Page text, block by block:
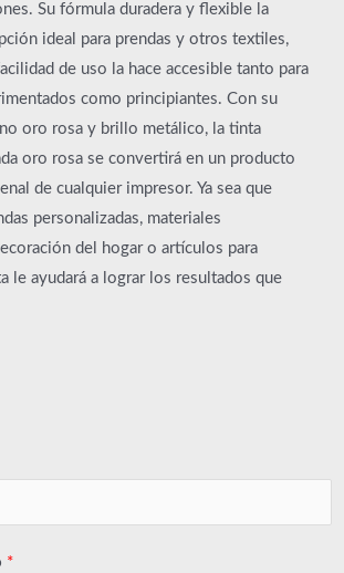
Su fórmula duradera y flexible la
ideal para prendas y otros textiles,
de uso la hace accesible tanto para
como principiantes. Con su
oro rosa y brillo metálico, la tinta
oro rosa se convertirá en un producto
de cualquier impresor. Ya sea que
personalizadas, materiales
del hogar o artículos para
le ayudará a lograr los resultados que
*